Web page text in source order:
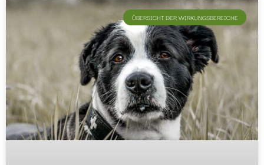
ÜBERSICHT DER WIRKUNGSBEREICHE